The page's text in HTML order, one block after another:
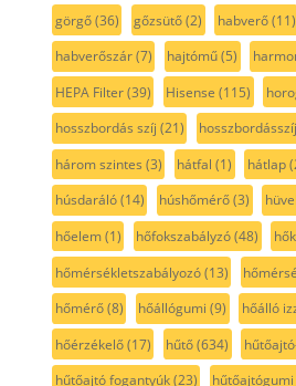
görgő(36) gőzsütő(2) habverő(11)
habverőszár(7) hajtómű(5)
HEPA Filter(39) Hisense (115)
hosszbordás szíj (21) hosszbordásszíj
három szintes (3) hátfal (1) hátlap
húsdaráló(14) húshőmérő(3)
hőelem(1) hőfokszabályzó(48)
hőmérsékletszabályozó(13)
hőmérő(8) hőállógumi (9) hőálló
hőérzékelő(17) hűtő(634)
hűtőajtó fogantyúk(23) hűtőajtógumi